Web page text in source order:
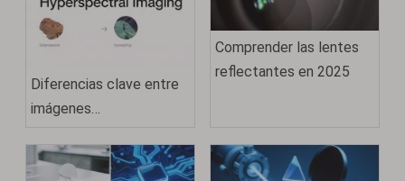
Diferencias clave entre
imágenes
hiperespectrales
Comprender las lentes
reflectantes en 2025